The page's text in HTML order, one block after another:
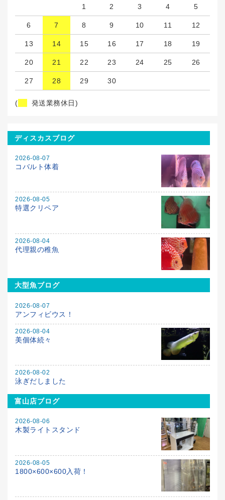
1 2 3 4 5
6 7 8 9 10 11 12
13 14 15 16 17 18 19
20 21 22 23 24 25 26
27 28 29 30
( 発送業務休日)
ディスカスブログ
2026-08-07
コバルト体着
2026-08-05
特選クリペア
2026-08-04
代理親の稚魚
大型魚ブログ
2026-08-07
アンフィビウス！
2026-08-04
美個体続々
2026-08-02
泳ぎだしました
富山店ブログ
2026-08-06
木製ライトスタンド
2026-08-05
1800×600×600入荷！